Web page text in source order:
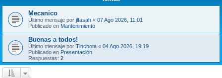
Mecanico
Último mensaje por jlfasah « 07 Ago 2026, 11:01
Publicado en Mantenimiento
Buenas a todos!
Último mensaje por Tinchota « 04 Ago 2026, 19:19
Publicado en Presentación
Respuestas: 2